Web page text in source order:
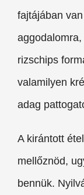
fajtájában
rizschips
valamilyen
adag
A kirántott
mellőznöd,
bennük.